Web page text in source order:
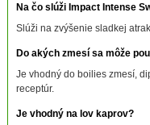
Na čo slúži Impact Intense
Slúži na zvýšenie sladkej
Do akých zmesí sa môže
Je vhodný do boilies zmesí,
receptúr.
Je vhodný na lov kaprov?